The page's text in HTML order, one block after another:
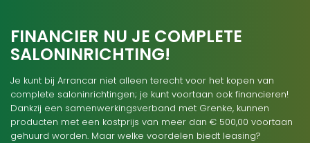
FINANCIER NU JE COMPLETE
SALONINRICHTING!
Je kunt bij Arrancar niet alleen terecht voor het kopen van
complete saloninrichtingen; je kunt voortaan ook financieren!
Dankzij een samenwerkingsverband met Grenke, kunnen
producten met een kostprijs van meer dan € 500,00 voortaan
gehuurd worden. Maar welke voordelen biedt leasing?